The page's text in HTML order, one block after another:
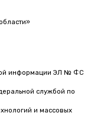
информации ЭЛ № ФС
службой по
и массовых